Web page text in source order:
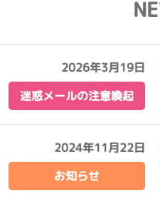
2026年3月19日
迷惑メールの注意喚起
2024年11月22日
お知らせ